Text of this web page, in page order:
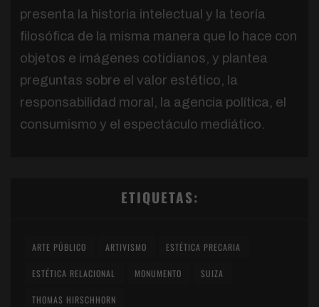
presenta la historia intelectual y la teoría
filosófica de la misma manera que lo hace con
objetos e imágenes cotidianos, y plantea
preguntas sobre el valor estético, la
responsabilidad moral, la agencia política, el
consumismo y el espectáculo mediático.
ETIQUETAS:
ARTE PÚBLICO ARTIVISMO ESTÉTICA PRECARIA
ESTÉTICA RELACIONAL MONUMENTO SUIZA
THOMAS HIRSCHHORN